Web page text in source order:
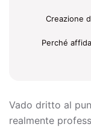
Creazione
Perché
Vado dritto al
realmente